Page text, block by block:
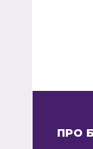
ПРО